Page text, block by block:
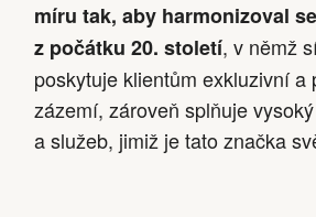
míru tak, aby harmonizoval
z počátku 20. století, v němž
poskytuje klientům exkluzivní a
zázemí, zároveň splňuje
a služeb, jimiž je tato značka